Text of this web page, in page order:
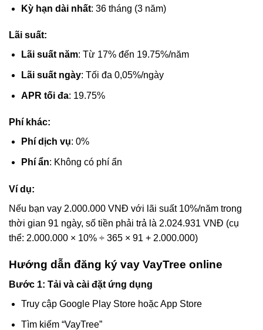
Kỳ hạn dài nhất: 36 tháng (3 năm)
Lãi suất:
Lãi suất năm: Từ 17% đến 19.75%/năm
Lãi suất ngày: Tối đa 0,05%/ngày
APR tối đa: 19.75%
Phí khác:
Phí dịch vụ: 0%
Phí ẩn: Không có phí ẩn
Ví dụ:
Nếu bạn vay 2.000.000 VNĐ với lãi suất 10%/năm trong
thời gian 91 ngày, số tiền phải trả là 2.024.931 VNĐ (cụ
thể: 2.000.000 × 10% ÷ 365 × 91 + 2.000.000)
Hướng dẫn đăng ký vay VayTree online
Bước 1: Tải và cài đặt ứng dụng
Truy cập Google Play Store hoặc App Store
Tìm kiếm “VayTree”